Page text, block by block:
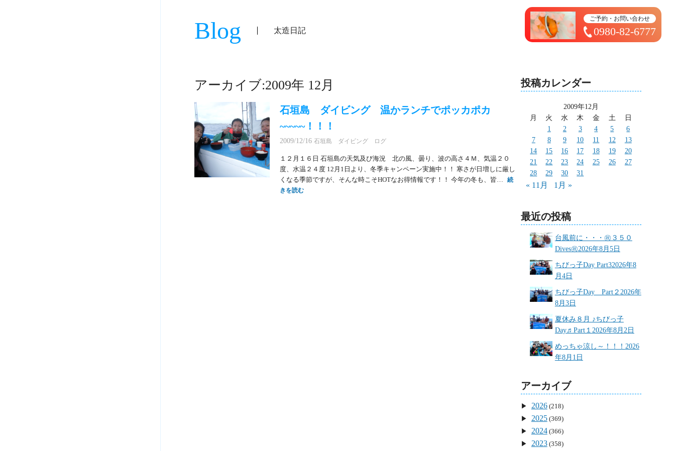
ご予約・お問い合わせ
0980-82-6777
トップページ ＞ 太造日記
Blog 太造日記
アーカイブ:2009年 12月
石垣島 ダイビング 温かランチでポッカポカ
~~~~~！！！
2009/12/16 石垣島 ダイビング ログ
１２月１６日 石垣島の天気及び海況 北の風、曇り、波の高さ４Ｍ、気温２０
度、水温２４度 12月1日より、冬季キャンペーン実施中！！ 寒さが日増しに厳し
くなる季節ですが、そんな時こそHOTなお得情報です！！ 今年の冬も、皆…
続
きを読む
投稿カレンダー
2009年12月
月
火 水 木 金 土
日
1
2 3 4 5
6
7
8 9 10 11 12
13
14
15 16 17 18 19
20
21
22 23 24 25 26
27
28
29 30 31
« 11月 1月 »
最近の投稿
台風前に・・・㊗３５０
Dives㊗2026年8月5日
ちびっ子Day Part32026年8
月4日
ちびっ子Day Part２ 2026年
8月3日
夏休み８月 ♪ちびっ子
Day♬Part１ 2026年8月2日
めっちゃ涼し～！！！ 2026
年8月1日
アーカイブ
2026(218)
2025(369)
2024(366)
2023(358)